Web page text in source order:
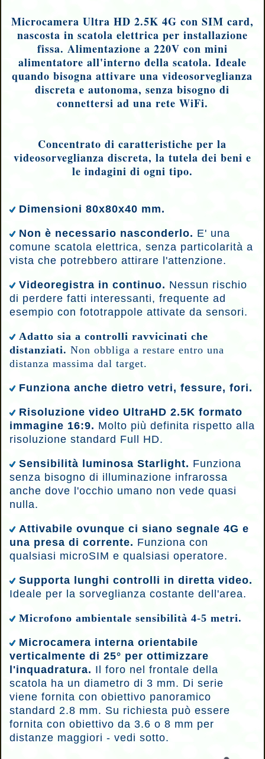
Microcamera Ultra HD 2.5K 4G con SIM card,
nascosta in scatola elettrica per installazione
fissa. Alimentazione a 220V con mini
alimentatore all'interno della scatola. Ideale
quando bisogna attivare una videosorveglianza
discreta e autonoma, senza bisogno di
connettersi ad una rete WiFi.
Concentrato di caratteristiche per la
videosorveglianza discreta, la tutela dei beni e
le indagini di ogni tipo.
Dimensioni 80x80x40 mm.
Non è necessario nasconderlo. E' una
comune scatola elettrica, senza particolarità a
vista che potrebbero attirare l'attenzione.
Videoregistra in continuo. Nessun rischio
di perdere fatti interessanti, frequente ad
esempio con fototrappole attivate da sensori.
Adatto sia a controlli ravvicinati che
distanziati.Non obbliga a restare entro una
distanza massima dal target.
Funziona anche dietro vetri, fessure, fori.
Risoluzione video UltraHD 2.5K formato
immagine 16:9. Molto più definita rispetto alla
risoluzione standard Full HD.
Sensibilità luminosa Starlight. Funziona
senza bisogno di illuminazione infrarossa
anche dove l'occhio umano non vede quasi
nulla.
Attivabile ovunque ci siano segnale 4G e
una presa di corrente. Funziona con
qualsiasi microSIM e qualsiasi operatore.
Supporta lunghi controlli in diretta video.
Ideale per la sorveglianza costante dell'area.
Microfono ambientale sensibilità 4-5 metri.
Microcamera interna orientabile
verticalmente di 25° per ottimizzare
l'inquadratura. Il foro nel frontale della
scatola ha un diametro di 3 mm. Di serie
viene fornita con obiettivo panoramico
standard 2.8 mm. Su richiesta può essere
fornita con obiettivo da 3.6 o 8 mm per
distanze maggiori - vedi sotto.